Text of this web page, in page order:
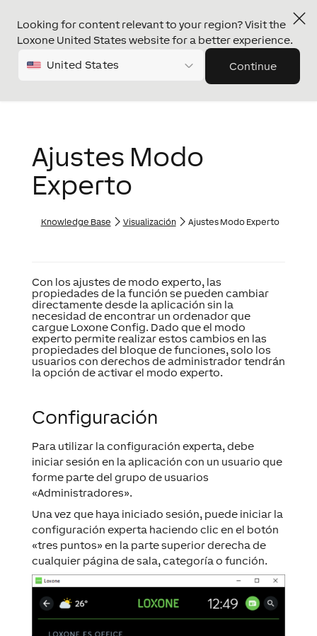
Looking for content relevant to your region? Visit the
Loxone United States website for a better experience.
United States Continue
Ajustes Modo
Experto
Knowledge Base Visualización Ajustes Modo Experto
Con los ajustes de modo experto, las
propiedades de la función se pueden cambiar
directamente desde la aplicación sin la
necesidad de encontrar un ordenador que
cargue Loxone Config. Dado que el modo
experto permite realizar estos cambios en las
propiedades del bloque de funciones, solo los
usuarios con derechos de administrador tendrán
la opción de activar el modo experto.
Configuración
Para utilizar la configuración experta, debe
iniciar sesión en la aplicación con un usuario que
forme parte del grupo de usuarios
«Administradores».
Una vez que haya iniciado sesión, puede iniciar la
configuración experta haciendo clic en el botón
«tres puntos» en la parte superior derecha de
cualquier página de sala, categoría o función.